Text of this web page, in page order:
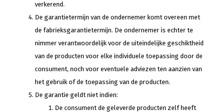
verkerend.
De garantietermijn van de ondernemer komt overeen met
de fabrieksgarantietermijn. De ondernemer is echter te
nimmer verantwoordelijk voor de uiteindelijke geschiktheid
van de producten voor elke individuele toepassing door de
consument, noch voor eventuele adviezen ten aanzien van
het gebruik of de toepassing van de producten.
De garantie geldt niet indien:
De consument de geleverde producten zelf heeft